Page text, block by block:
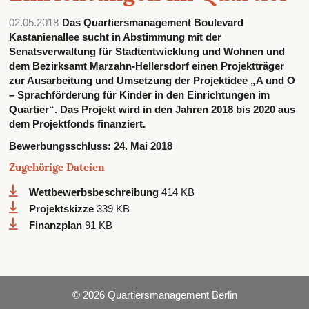
02.05.2018 Das Quartiersmanagement Boulevard
Kastanienallee sucht in Abstimmung mit der
Senatsverwaltung für Stadtentwicklung und Wohnen und
dem Bezirksamt Marzahn-Hellersdorf einen Projektträger
zur Ausarbeitung und Umsetzung der Projektidee „A und O
– Sprachförderung für Kinder in den Einrichtungen im
Quartier“. Das Projekt wird in den Jahren 2018 bis 2020 aus
dem Projektfonds finanziert.
Bewerbungsschluss: 24. Mai 2018
Zugehörige Dateien
Wettbewerbsbeschreibung 414 KB
Projektskizze 339 KB
Finanzplan 91 KB
© 2026 Quartiersmanagement Berlin